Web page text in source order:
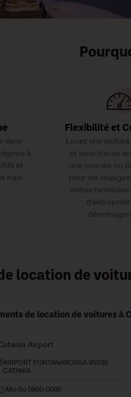
dans
à
et
frais
Flexibilité et
Louez une
et sans tracas
une journée ou
pour les
visites
d'entreprise
location de
de location de voitures à
Airport
AIRPORT FONTANAROSSA 95030
CATANIA
Mo-Su 0800-0000